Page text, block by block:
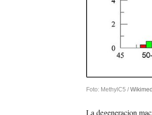
Foto: MethylC5 /
La degeneracion